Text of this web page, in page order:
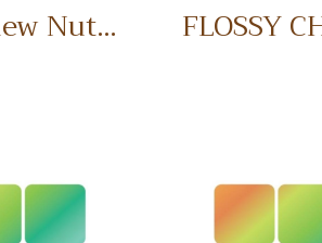
Half Cashew Nuts เม็ดมะม่วงหิมพานต์แบ่งครึ่ง